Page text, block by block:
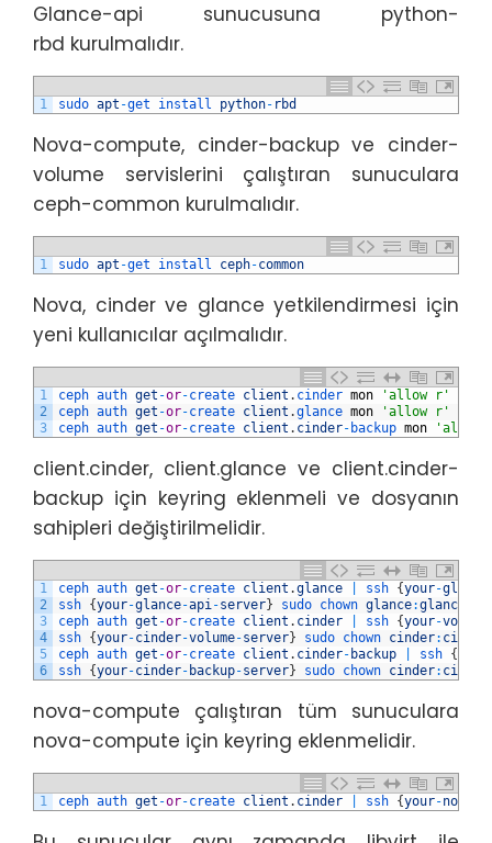
Glance-api sunucusuna python-
rbd kurulmalıdır.
1 sudo apt -get install python- rbd
Nova-compute, cinder-backup ve cinder-
volume servislerini çalıştıran sunuculara
ceph-common kurulmalıdır.
1 sudo apt -get install ceph-common
Nova, cinder ve glance yetkilendirmesi için
yeni kullanıcılar açılmalıdır.
1
2
3
ceph auth get -or-create client . cinder mon 'allow r'
ceph auth get -or-create client .glance mon 'allow r'
ceph auth get -or-create client . cinder- backup mon 'allow
client.cinder, client.glance ve client.cinder-
backup için keyring eklenmeli ve dosyanın
sahipleri değiştirilmelidir.
1
2
3
4
5
6
ceph auth get -or-create client .glance ssh {your-glance
ssh {your-glance-api-server} sudo chown glance:glance
ceph auth get -or-create client . cinder ssh {your-volume
ssh {your-cinder-volume-server} sudo chown cinder: cinder
ceph auth get -or-create client . cinder- backup ssh {
ssh {your-cinder- backup-server} sudo chown cinder: cinder
nova-compute çalıştıran tüm sunuculara
nova-compute için keyring eklenmelidir.
1 ceph auth get -or-create client . cinder ssh {your-nova